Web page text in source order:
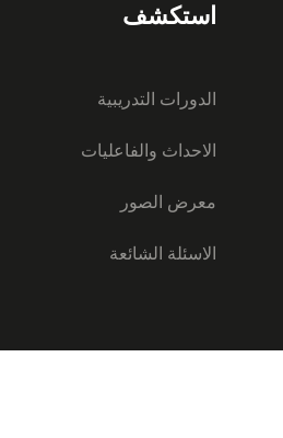
استكشف
الدورات التدريبية
الاحداث والفاعليات
معرض الصور
الاسئلة الشائعة